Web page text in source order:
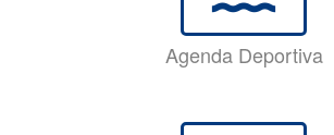
Agenda Deportiva